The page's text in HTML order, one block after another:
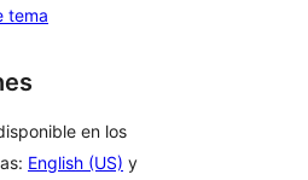
tema
en los
English (US) y